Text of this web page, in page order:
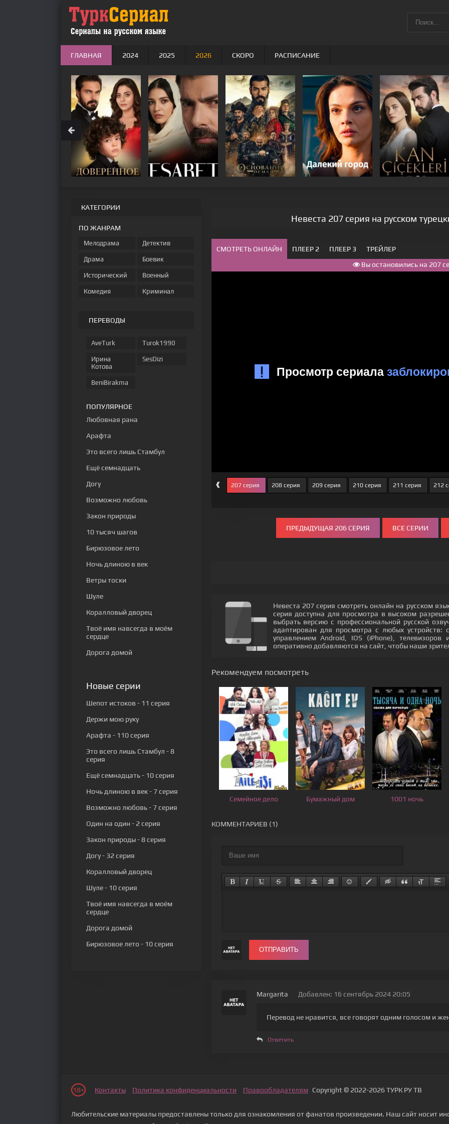
Невеста 207 серия на русском
СМОТРЕТЬ ОНЛАЙН ПЛЕЕР 2 ПЛЕЕР 3
ТРЕЙЛЕР
Вы остановились на 207
‹
203 серия 206 серия 207 серия 208 серия 209 серия 210 серия 211 серия 212
ПРЕДЫДУЩАЯ 206 СЕРИЯ ВСЕ СЕРИИ
Невеста 207 серия смотреть онлайн на русском
серия доступна для просмотра в высоком
выбрать версию с профессиональной русской
адаптирован для просмотра с любых
управлением Android, IOS (iPhone),
оперативно добавляются на сайт, чтобы наши
Рекомендуем посмотреть
Семейное дело Бумажный дом 1001 ночь
КОММЕНТАРИЕВ (1)
ОТПРАВИТЬ
Margarita Добавлен: 16 сентябрь 2024 20:05
Перевод не нравится, все говорят одним голосом и
Ответить
КАТЕГОРИИ
ПО ЖАНРАМ
Мелодрама
Драма
Исторический
Комедия
Детектив
Боевик
Военный
Криминал
ПЕРЕВОДЫ
AveTurk
Ирина
Котова
BeniBirakma
Turok1990
SesDizi
ПОПУЛЯРНОЕ
Любовная рана
Арафта
Это всего лишь Стамбул
Ещё семнадцать
Догу
Возможно любовь
Закон природы
10 тысяч шагов
Бирюзовое лето
Ночь длиною в век
Ветры тоски
Шуле
Коралловый дворец
Твоё имя навсегда в моём
сердце
Дорога домой
Новые серии
Шепот истоков - 11 серия
Держи мою руку
Арафта - 110 серия
Это всего лишь Стамбул - 8
серия
Ещё семнадцать- 10 серия
Ночь длиною в век- 7 серия
Возможно любовь- 7 серия
Один на один - 2 серия
Закон природы- 8 серия
Догу- 32 серия
Коралловый дворец
Шуле- 10 серия
Твоё имя навсегда в моём
сердце
Дорога домой
Бирюзовое лето - 10 серия
ГЛАВНАЯ 2024 2025 2026 СКОРО РАСПИСАНИЕ
18+ Контакты Политика конфиденциальности Правообладателям Copyright © 2022-2026 ТУРК РУ ТВ
Любительские материалы предоставлены только для ознакомления от фанатов произведении. Наш сайт носит